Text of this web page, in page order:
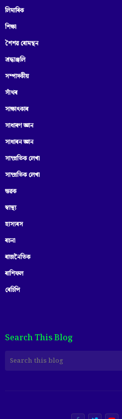
লিমাৰিক
শিক্ষা
শৈশৱ ৰোমন্থন
শ্ৰদ্ধাঞ্জলি
সম্পাদকীয়
সাঁথৰ
সাক্ষাৎকাৰ
সাধাৰণ জ্ঞান
সাধাৰন জ্ঞান
সাম্প্রতিক লেখা
সাম্প্ৰতিক লেখা
স্তৱক
স্বাস্থ্য
হাস্যৰস
ৰচনা
ৰাজনৈতিক
ৰাশিফল
ৰেচিপি
Search This Blog